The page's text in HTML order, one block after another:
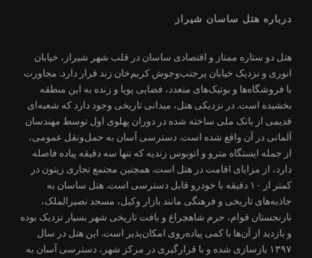
درباره هتل ساسان شیراز
هتل دو ستاره ممتاز و اقتصادی ساسان در قلب شهر شیراز، خیابان
انوری و نزدیک خیابان پرجنب‌وجوش کریم‌خان زند قرار دارد. مجاورت
با فروشگاه‌ها و بوتیک‌های متعدد، فضایی پویا و زنده به این منطقه
بخشیده است. در نزدیکی هتل، میدانی تاریخی وجود دارد که شعبه‌ای
قدیمی از بانک ملی ساخته شده در دوران پهلوی اول توسط مهندسان
آلمانی در آن واقع شده است. دسترسی آسان به حمل‌ونقل عمومی،
از جمله ایستگاه مترو و اتوبوس زندیه که تنها سه دقیقه پیاده فاصله
دارد، از مزایای اقامت در هتل است. همچنین مجتمع تجاری زیتون در
کمتر از ۱۰ دقیقه با خودرو قابل دسترسی است. هتل ساسان به
جاذبه‌های تاریخی و فرهنگی مانند بازار وکیل، مسجد نصیرالملک،
نارنجستان قوام، حرم شاهچراغ و بافت تاریخی شهر بسیار نزدیک بوده
و بازدید از آن‌ها با کمی پیاده‌روی امکان‌پذیر است. این هتل در سال
۱۳۹۷ بازسازی شده و با قرارگیری در مرکز شهر، دسترسی آسان به